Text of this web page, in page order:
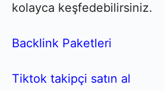
kolayca keşfedebilirsiniz.
Backlink Paketleri
Tiktok takipçi satın al